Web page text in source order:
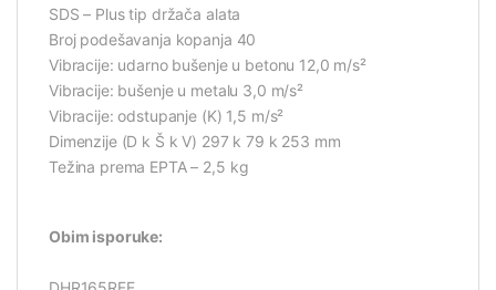
SDS – Plus tip držača alata
Broj podešavanja kopanja 40
Vibracije: udarno bušenje u betonu 12,0 m/s²
Vibracije: bušenje u metalu 3,0 m/s²
Vibracije: odstupanje (K) 1,5 m/s²
Dimenzije (D k Š k V) 297 k 79 k 253 mm
Težina prema EPTA – 2,5 kg
Obim isporuke: